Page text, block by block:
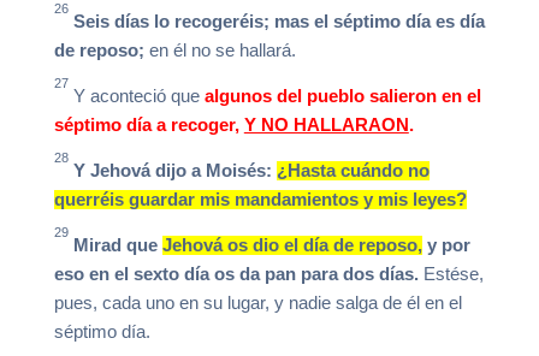
26
Seis días lo recogeréis; mas el séptimodía es día
de reposo; en él no se hallará.
27
Y aconteció quealgunos del pueblo salieron en el
séptimo día a recoger, Y NO HALLARAON .
28
Y Jehová dijo a Moisés: ¿Hasta cuándo no
querréis guardar mis mandamientos y mis leyes?
29
Mirad que Jehová os dio el día de reposo,y por
eso en el sexto día os da pan para dos días.Estése,
pues, cada uno en su lugar, y nadie salga de él en el
séptimo día.